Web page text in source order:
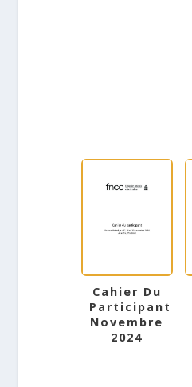
Cahier Du
Participant
Novembre
2024